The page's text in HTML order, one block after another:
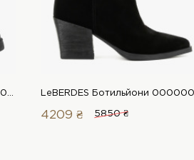
LeBERDES Ботильйони 00000017376 1 Магазин взуття “Favorite Shoes”
4209 ₴ 5850 ₴